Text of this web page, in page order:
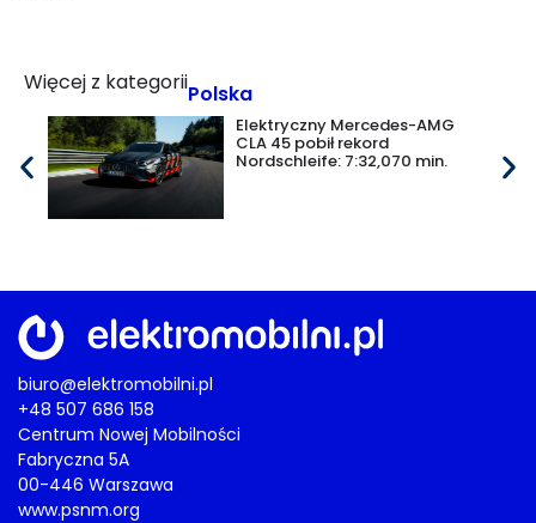
Więcej z kategoriiPolska
Elektryczny Mercedes-AMG
CLA 45 pobił rekord
Nordschleife: 7:32,070 min.
biuro@elektromobilni.pl
+48 507 686 158
Centrum Nowej Mobilności
Fabryczna 5A
00-446 Warszawa
www.psnm.org